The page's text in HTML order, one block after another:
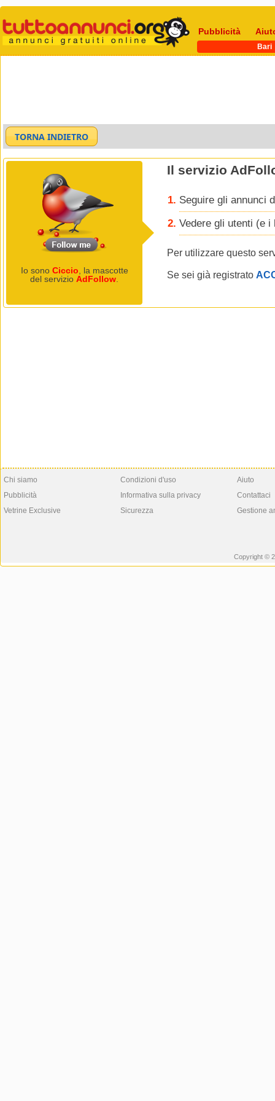
Pubblicità
Bari
Io sono Ciccio , la mascotte
del servizio AdFollow
Il servizio
Seguire gli annunci
Vedere gli utenti (e i
Per utilizzare questo
Se sei già registrato
Chi siamo
Pubblicità
Vetrine Exclusive
Condizioni d'uso
Informativa sulla privacy
Sicurezza
Aiuto
Contattaci
Gestione
Copyright ©